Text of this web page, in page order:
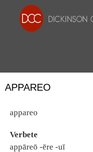
APPAREO
appareo
Verbete
appāreō -ēre -uī